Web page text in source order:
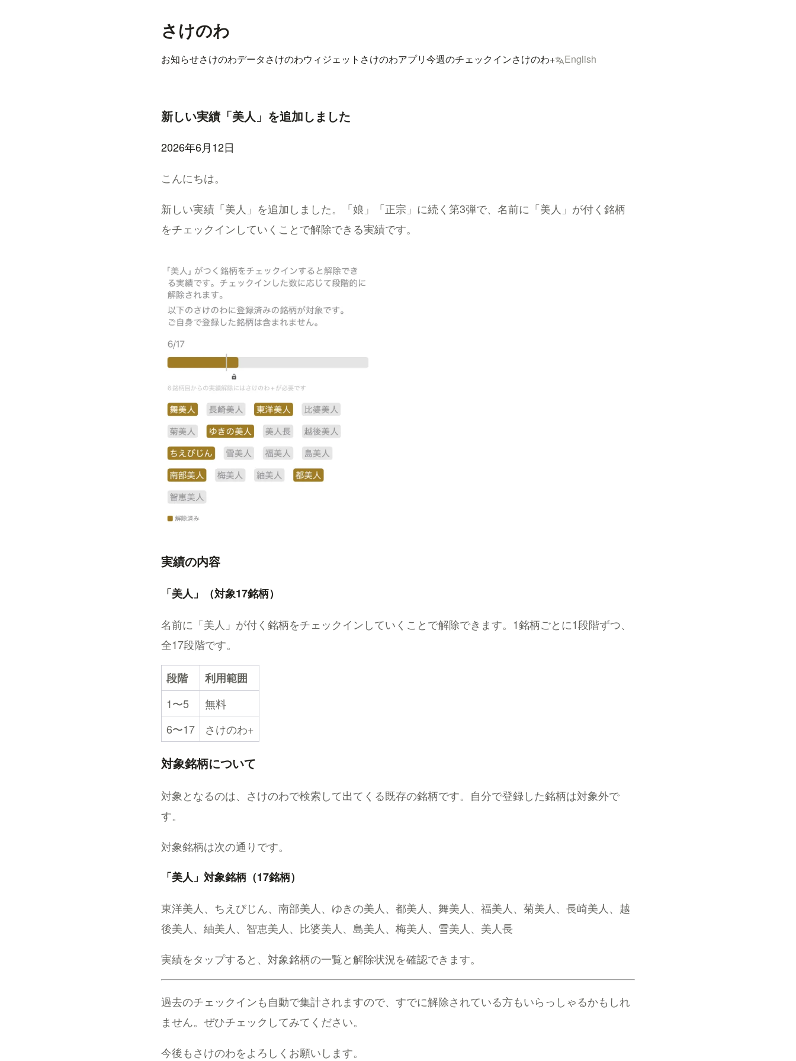
さけのわ
お知らせさけのわデータさけのわウィジェット さけのわアプリ今週のチェックインさけのわ+ English
新しい実績「美人」を追加しました
2026年6月12日
こんにちは。
新しい実績「美人」を追加しました。「娘」「正宗」に続く第3弾で、名前に「美人」が付く銘柄
をチェックインしていくことで解除できる実績です。
実績の内容
「美人」（対象17銘柄）
名前に「美人」が付く銘柄をチェックインしていくことで解除できます。1銘柄ごとに1段階ずつ、
全17段階です。
段階
利用範囲
1〜5
無料
6〜17
さけのわ+
対象銘柄について
対象となるのは、さけのわで検索して出てくる既存の銘柄です。自分で登録した銘柄は対象外で
す。
対象銘柄は次の通りです。
「美人」対象銘柄（17銘柄）
東洋美人、ちえびじん、南部美人、ゆきの美人、都美人、舞美人、福美人、菊美人、長崎美人、越
後美人、紬美人、智恵美人、比婆美人、島美人、梅美人、雪美人、美人長
実績をタップすると、対象銘柄の一覧と解除状況を確認できます。
過去のチェックインも自動で集計されますので、すでに解除されている方もいらっしゃるかもしれ
ません。ぜひチェックしてみてください。
今後もさけのわをよろしくお願いします。